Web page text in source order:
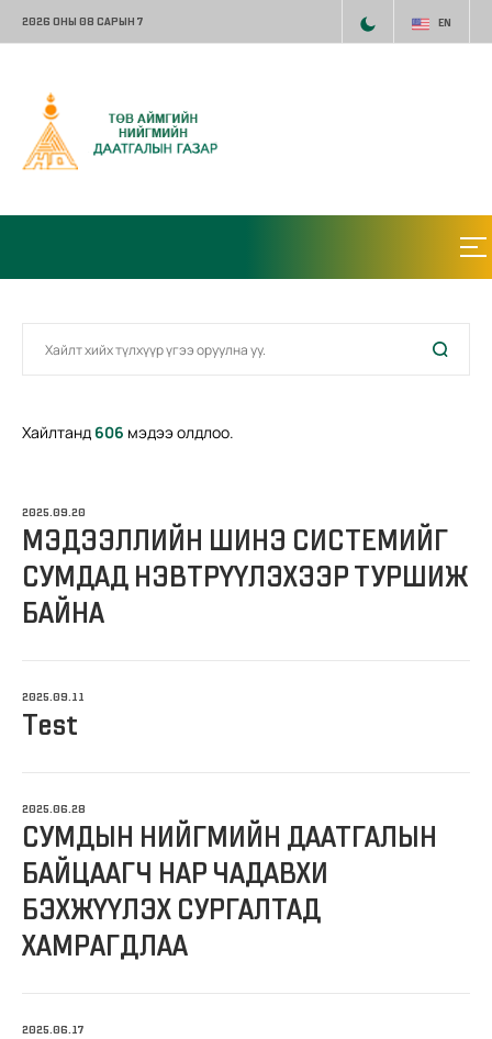
2026 ОНЫ 08 САРЫН 7 EN
Хайлтанд 606 мэдээ олдлоо.
2025.09.20
МЭДЭЭЛЛИЙН ШИНЭ СИСТЕМИЙГ
СУМДАД НЭВТРҮҮЛЭХЭЭР ТУРШИЖ
БАЙНА
2025.09.11
Test
2025.06.28
СУМДЫН НИЙГМИЙН ДААТГАЛЫН
БАЙЦААГЧ НАР ЧАДАВХИ
БЭХЖҮҮЛЭХ СУРГАЛТАД
ХАМРАГДЛАА
2025.06.17